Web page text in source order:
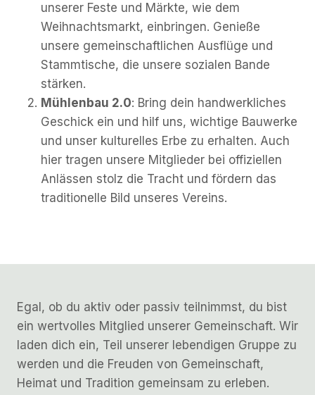
unserer Feste und Märkte, wie dem
Weihnachtsmarkt, einbringen. Genieße
unsere gemeinschaftlichen Ausflüge und
Stammtische, die unsere sozialen Bande
stärken.
Mühlenbau 2.0: Bring dein handwerkliches
Geschick ein und hilf uns, wichtige Bauwerke
und unser kulturelles Erbe zu erhalten. Auch
hier tragen unsere Mitglieder bei offiziellen
Anlässen stolz die Tracht und fördern das
traditionelle Bild unseres Vereins.
Egal, ob du aktiv oder passiv teilnimmst, du bist
ein wertvolles Mitglied unserer Gemeinschaft. Wir
laden dich ein, Teil unserer lebendigen Gruppe zu
werden und die Freuden von Gemeinschaft,
Heimat und Tradition gemeinsam zu erleben.